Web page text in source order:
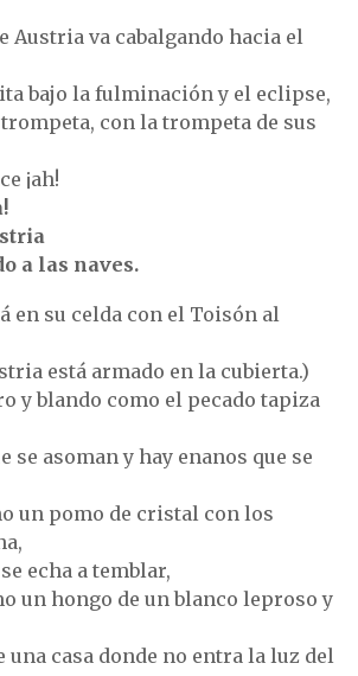
Austria va cabalgando hacia el
bajo la fulminación y el eclipse,
con la trompeta de sus
¡ah!
a las naves.
en su celda con el Toisón al
está armado en la cubierta.)
y blando como el pecado tapiza
se asoman y hay enanos que se
un pomo de cristal con los
echa a temblar,
un hongo de un blanco leproso y
una casa donde no entra la luz del